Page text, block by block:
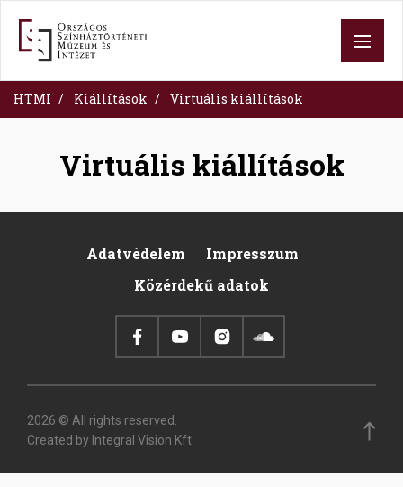
content
HTMI Kiállítások Virtuális kiállítások
Virtuális kiállítások
Footer
Adatvédelem
Impresszum
Közérdekű adatok
2026 © All rights reserved.
Created by Integral Vision Kft.